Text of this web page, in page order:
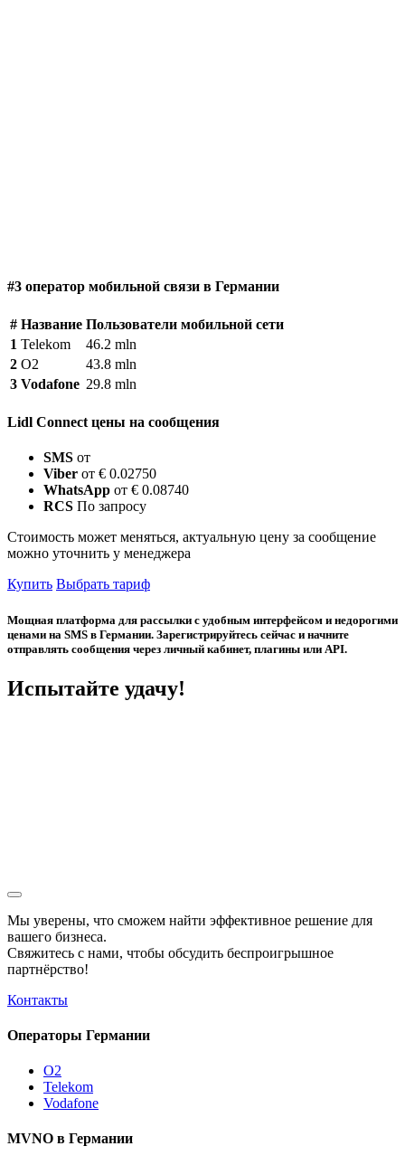
#3 оператор мобильной связи в Германии
# Название Пользователи мобильной сети
1 Telekom
46.2 mln
2 O2
43.8 mln
3 Vodafone 29.8 mln
Lidl Connect цены на сообщения
SMS от
Viber от € 0.02750
WhatsApp от € 0.08740
RCS По запросу
Стоимость может меняться, актуальную цену за сообщение
можно уточнить у менеджера
Купить Выбрать тариф
Мощная платформа для рассылки с удобным интерфейсом и недорогими
ценами на SMS в Германии. Зарегистрируйтесь сейчас и начните
отправлять сообщения через личный кабинет, плагины или API.
Испытайте удачу!
Мы уверены, что сможем найти эффективное решение для
вашего бизнеса.
Свяжитесь с нами, чтобы обсудить беспроигрышное
партнёрство!
Контакты
Операторы Германии
O2
Telekom
Vodafone
MVNO в Германии